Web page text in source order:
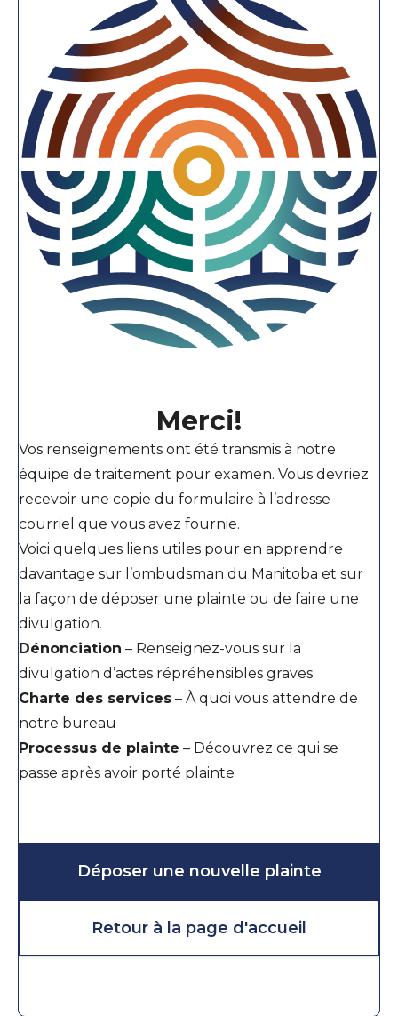
Merci!
Vos renseignements ont été transmis à notre
équipe de traitement pour examen. Vous devriez
recevoir une copie du formulaire à l’adresse
courriel que vous avez fournie.
Voici quelques liens utiles pour en apprendre
davantage sur l’ombudsman du Manitoba et sur
la façon de déposer une plainte ou de faire une
divulgation.
Dénonciation – Renseignez-vous sur la
divulgation d’actes répréhensibles graves
Charte des services –À quoi vous attendre de
notre bureau
Processus de plainte – Découvrez ce qui se
passe après avoir porté plainte
Déposer une nouvelle plainte
Retour à la page d'accueil